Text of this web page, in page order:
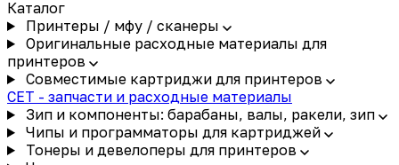
Каталог
Принтеры / мфу / сканеры
Оригинальные расходные материалы для
принтеров
Совместимые картриджи для принтеров
CET - запчасти и расходные материалы
Зип и компоненты: барабаны, валы, ракели, зип
Чипы и программаторы для картриджей
Тонеры и девелоперы для принтеров